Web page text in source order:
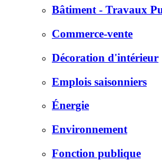
Bâtiment - Travaux
Commerce-vente
Décoration d'intérieur
Emplois saisonniers
Énergie
Environnement
Fonction publique